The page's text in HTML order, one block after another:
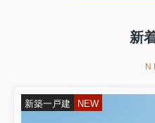
築一戸建
費、ご購
応いたし
2026.08.04
販売価格
新
新築一戸建 NEW